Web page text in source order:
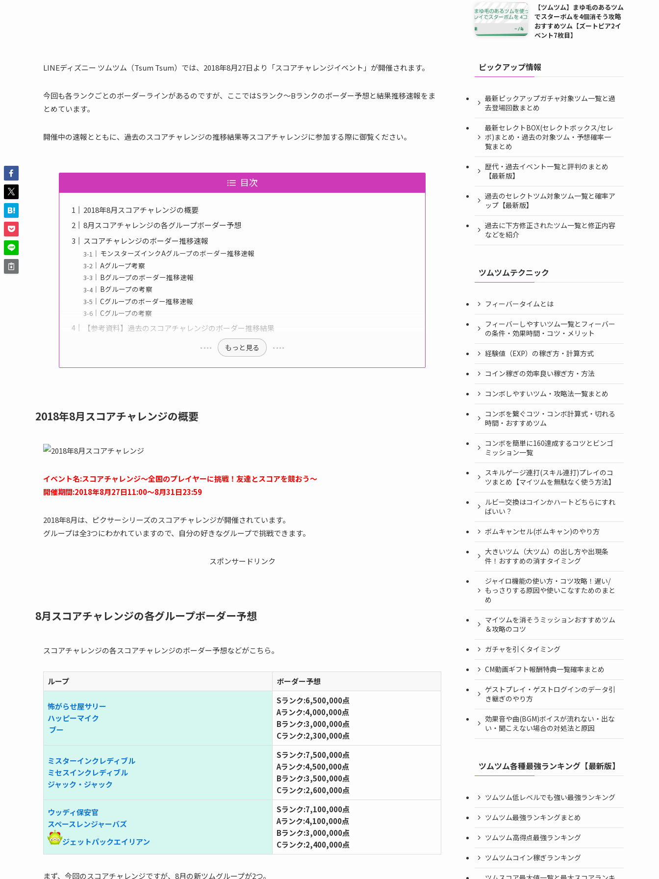
LINEディズニー ツムツム（Tsum Tsum）では、2018年8月27日より「スコアチャレンジイベント」が開催されます。
今回も各ランクごとのボーダーラインがあるのですが、ここではSランク～Bランクのボーダー予想と結果推移速報をま
とめています。
開催中の速報とともに、過去のスコアチャレンジの推移結果等スコアチャレンジに参加する際に御覧ください。
目次
2018年8月スコアチャレンジの概要
8月スコアチャレンジの各グループボーダー予想
スコアチャレンジのボーダー推移速報
モンスターズインクAグループのボーダー推移速報
Aグループ考察
Bグループのボーダー推移速報
Bグループの考察
Cグループのボーダー推移速報
Cグループの考察
【参考資料】過去のスコアチャレンジのボーダー推移結果
もっと見る
2018年8月スコアチャレンジの概要
イベント名:スコアチャレンジ～全国のプレイヤーに挑戦！友達とスコアを競おう～
開催期間:2018年8月27日11:00～8月31日23:59
2018年8月は、ピクサーシリーズのスコアチャレンジが開催されています。
グループは全3つにわかれていますので、自分の好きなグループで挑戦できます。
スポンサードリンク
8月スコアチャレンジの各グループボーダー予想
スコアチャレンジの各スコアチャレンジのボーダー予想などがこちら。
ループ ボーダー予想
怖がらせ屋サリー
ハッピーマイク
ブー
Sランク:6,500,000点
Aランク:4,000,000点
Bランク:3,000,000点
Cランク:2,300,000点
ミスターインクレディブル
ミセスインクレディブル
ジャック・ジャック
Sランク:7,500,000点
Aランク:4,500,000点
Bランク:3,500,000点
Cランク:2,600,000点
ウッディ保安官
スペースレンジャーバズ
ジェットパックエイリアン
Sランク:7,100,000点
Aランク:4,100,000点
Bランク:3,000,000点
Cランク:2,400,000点
まず、今回のスコアチャレンジですが、8月の新ツムグループが2つ。
【ツムツム】まゆ毛のあるツム
でスターボムを4個消そう攻略
おすすめツム【ズートピア2イ
ベント7枚目】
ピックアップ情報
最新ピックアップガチャ対象ツム一覧と過
去登場回数まとめ
最新セレクトBOX(セレクトボックス/セレ
ボ)まとめ・過去の対象ツム・予想確率一
覧まとめ
歴代・過去イベント一覧と評判のまとめ
【最新版】
過去のセレクトツム対象ツム一覧と確率ア
ップ【最新版】
過去に下方修正されたツム一覧と修正内容
などを紹介
ツムツムテクニック
フィーバータイムとは
フィーバーしやすいツム一覧とフィーバー
の条件・効果時間・コツ・メリット
経験値（EXP）の稼ぎ方・計算方式
コイン稼ぎの効率良い稼ぎ方・方法
コンボしやすいツム・攻略法一覧まとめ
コンボを繋ぐコツ・コンボ計算式・切れる
時間・おすすめツム
コンボを簡単に160達成するコツとビンゴ
ミッション一覧
スキルゲージ連打(スキル連打)プレイのコ
ツまとめ【マイツムを無駄なく使う方法】
ルビー交換はコインかハートどちらにすれ
ばいい？
ボムキャンセル(ボムキャン)のやり方
大きいツム（大ツム）の出し方や出現条
件！おすすめの消すタイミング
ジャイロ機能の使い方・コツ攻略！遅い/
もっさりする原因や使いこなすためのまと
め
マイツムを消そうミッションおすすめツム
＆攻略のコツ
ガチャを引くタイミング
CM動画ギフト報酬特典一覧確率まとめ
ゲストプレイ・ゲストログインのデータ引
き継ぎのやり方
効果音や曲(BGM)ボイスが流れない・出な
い・聞こえない場合の対処法と原因
ツムツム各種最強ランキング【最新版】
ツムツム低レベルでも強い最強ランキング
ツムツム最強ランキングまとめ
ツムツム高得点最強ランキング
ツムツムコイン稼ぎランキング